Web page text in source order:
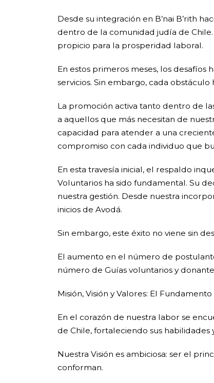
Desde su integración en B’nai B’rith
dentro de la comunidad judía de
propicio para la prosperidad laboral.
En estos primeros meses, los
servicios. Sin embargo, cada
La promoción activa tanto dentro de
a aquellos que más necesitan de
capacidad para atender a una
compromiso con cada individuo que
En esta travesía inicial, el respaldo
Voluntarios ha sido fundamental. Su
nuestra gestión. Desde nuestra
inicios de Avodá.
Sin embargo, este éxito no viene sin
El aumento en el número de
número de Guías voluntarios y
Misión, Visión y Valores: El
En el corazón de nuestra labor se
de Chile, fortaleciendo sus
Nuestra Visión es ambiciosa: ser el
conforman.